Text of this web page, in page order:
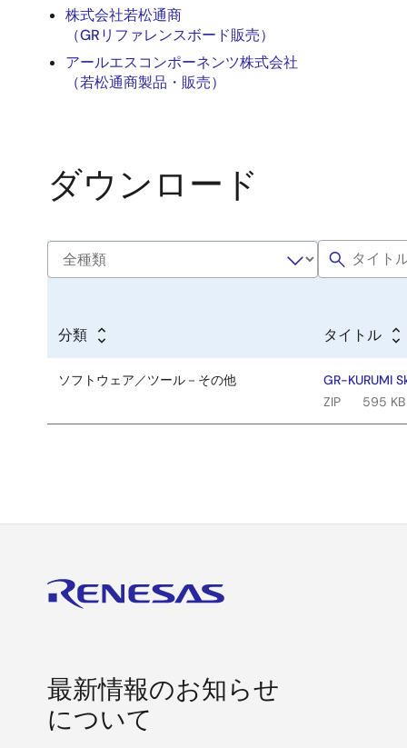
株式会社若松通商
（GRリファレンスボード販売）
アールエスコンポーネンツ株式会社
（若松通商製品・販売）
ダウンロード
分類 タイトル
ソフトウェア／ツール－その他
GR-KURUMI
ZIP
595 KB
最新情報のお知らせ
について